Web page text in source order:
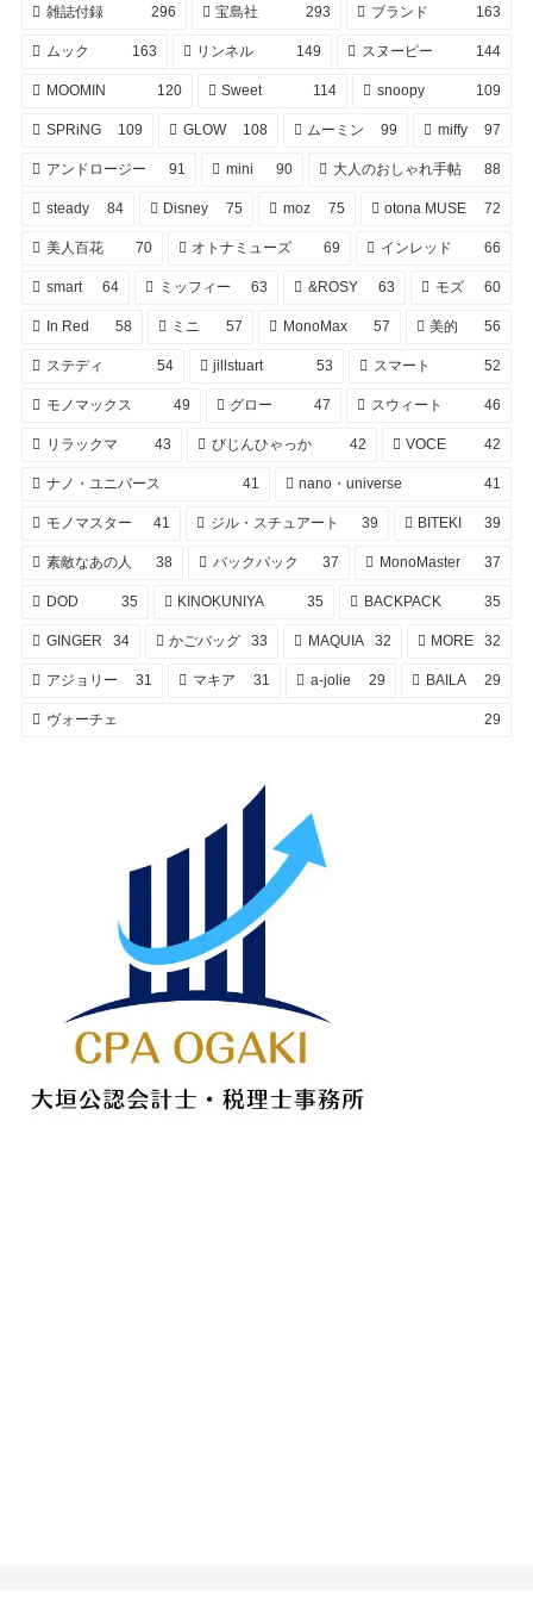
雑誌付録 296 宝島社 293 ブランド 163
ムック 163 リンネル 149 スヌーピー 144
MOOMIN 120 Sweet 114 snoopy 109
SPRiNG 109 GLOW 108 ムーミン 99 miffy 97
アンドロージー 91 mini 90 大人のおしゃれ手帖 88
steady 84 Disney 75 moz 75 otona MUSE 72
美人百花 70 オトナミューズ 69 インレッド 66
smart 64 ミッフィー 63 &ROSY 63 モズ 60
In Red 58 ミニ 57 MonoMax 57 美的 56
ステディ 54 jillstuart 53 スマート 52
モノマックス 49 グロー 47 スウィート 46
リラックマ 43 びじんひゃっか 42 VOCE 42
ナノ・ユニバース 41 nano・universe 41
モノマスター 41 ジル・スチュアート 39 BITEKI 39
素敵なあの人 38 バックパック 37 MonoMaster 37
DOD 35 KINOKUNIYA 35 BACKPACK 35
GINGER 34 かごバッグ 33 MAQUIA 32 MORE 32
アジョリー 31 マキア 31 a-jolie 29 BAILA 29
ヴォーチェ 29